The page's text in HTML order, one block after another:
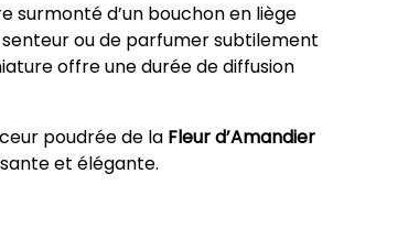
surmonté d’un bouchon en liège
ou de parfumer subtilement
offre une durée de diffusion
poudrée de la Fleur d’Amandier
et élégante.